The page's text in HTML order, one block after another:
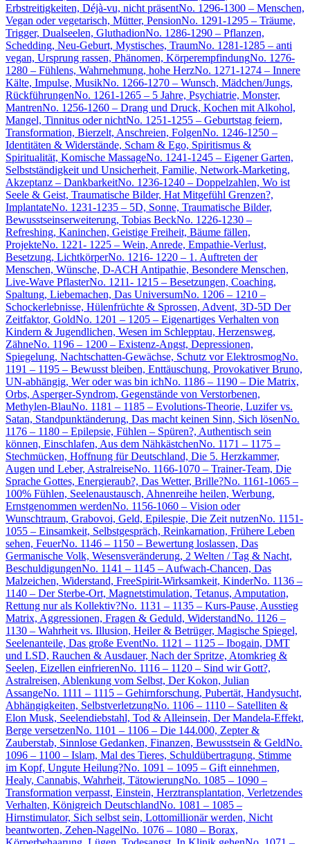
Erbstreitigkeiten, Déjà-vu, nicht präsentNo. 1296-1300 – Menschen,
Vegan oder vegetarisch, Mütter, PensionNo. 1291-1295 – Träume,
Trigger, Dualseelen, GluthadionNo. 1286-1290 – Pflanzen,
Schedding, Neu-Geburt, Mystisches, TraumNo. 1281-1285 – anti
vegan, Ursprung rassen, Phänomen, KörperempfindungNo. 1276-
1280 – Fühlens, Wahrnehmung, hohe HerzNo. 1271-1274 – Innere
Kälte, Impulse, MusikNo. 1266-1270 – Wunsch, Mädchen/Jungs,
RückführungenNo. 1261-1265 – 5 Jahre, Psychiatrie, Monster,
MantrenNo. 1256-1260 – Drang und Druck, Kochen mit Alkohol,
Mangel, Tinnitus oder nichtNo. 1251-1255 – Geburtstag feiern,
Transformation, Bierzelt, Anschreien, FolgenNo. 1246-1250 –
Identitäten & Widerstände, Scham & Ego, Spiritismus &
Spiritualität, Komische MassageNo. 1241-1245 – Eigener Garten,
Selbstständigkeit und Unsicherheit, Familie, Network-Marketing,
Akzeptanz – DankbarkeitNo. 1236-1240 – Doppelzahlen, Wo ist
Seele & Geist, Traumatische Bilder, Hat Mitgefühl Grenzen?,
ImplantateNo. 1231-1235 – 5D, Sonne, Traumatische Bilder,
Bewusstseinserweiterung, Tobias BeckNo. 1226-1230 –
Refreshing, Kaninchen, Geistige Freiheit, Bäume fällen,
ProjekteNo. 1221- 1225 – Wein, Anrede, Empathie-Verlust,
Besetzung, LichtkörperNo. 1216- 1220 – 1. Auftreten der
Menschen, Wünsche, D-ACH Antipathie, Besondere Menschen,
Live-Wave PflasterNo. 1211- 1215 – Besetzungen, Coaching,
Spaltung, Liebemachen, Das UniversumNo. 1206 – 1210 –
Schockerlebnisse, Hülenfrüchte & Sprossen, Advent, 3D-5D Der
Zeitfaktor, GoldNo. 1201 – 1205 – Eigenartiges Verhalten von
Kindern & Jugendlichen, Wesen im Schlepptau, Herzensweg,
ZähneNo. 1196 – 1200 – Existenz-Angst, Depressionen,
Spiegelung, Nachtschatten-Gewächse, Schutz vor ElektrosmogNo.
1191 – 1195 – Bewusst bleiben, Enttäuschung, Provokativer Bruno,
UN-abhängig, Wer oder was bin ichNo. 1186 – 1190 – Die Matrix,
Orbs, Asperger-Syndrom, Gegenstände von Verstorbenen,
Methylen-BlauNo. 1181 – 1185 – Evolutions-Theorie, Luzifer vs.
Satan, Standpunktänderung, Das macht keinen Sinn, Sich lösenNo.
1176 – 1180 – Epilepsie, Fühlen – Spüren?, Authentisch sein
können, Einschlafen, Aus dem NähkästchenNo. 1171 – 1175 –
Stechmücken, Hoffnung für Deutschland, Die 5. Herzkammer,
Augen und Leber, AstralreiseNo. 1166-1070 – Trainer-Team, Die
Sprache Gottes, Energieraub?, Das Wetter, Brille?No. 1161-1065 –
100% Fühlen, Seelenaustausch, Ahnenreihe heilen, Werbung,
Ernstgenommen werdenNo. 1156-1060 – Vision oder
Wunschtraum, Grabovoi, Geld, Epilespie, Die Zeit nutzenNo. 1151-
1055 – Einsamkeit, Selbstgespräch, Reinkarnation, Frühere Leben
sehen, FeuerNo. 1146 – 1150 – Bewertung loslassen, Das
Germanische Volk, Wesensveränderung, 2 Welten / Tag & Nacht,
BeschuldigungenNo. 1141 – 1145 – Aufwach-Chancen, Das
Malzeichen, Widerstand, FreeSpirit-Wirksamkeit, KinderNo. 1136 –
1140 – Der Sterbe-Ort, Magnetstimulation, Tetanus, Amputation,
Rettung nur als Kollektiv?No. 1131 – 1135 – Kurs-Pause, Ausstieg
Matrix, Aggressionen, Fragen & Geduld, WiderstandNo. 1126 –
1130 – Wahrheit vs. Illusion, Heiler & Betrüger, Magische Spiegel,
Seelenanteile, Das große EventNo. 1121 – 1125 – Ibogain, DMT
und LSD, Rauchen & Ausdauer, Nach der Spritze, Atomkrieg &
Seelen, Eizellen einfrierenNo. 1116 – 1120 – Sind wir Gott?,
Astralreisen, Ablenkung vom Selbst, Der Kokon, Julian
AssangeNo. 1111 – 1115 – Gehirnforschung, Pubertät, Handysucht,
Abhängigkeiten, SelbstverletzungNo. 1106 – 1110 – Satelliten &
Elon Musk, Seelendiebstahl, Tod & Alleinsein, Der Mandela-Effekt,
Berge versetzenNo. 1101 – 1106 – Die 144.000, Zepter &
Zauberstab, Sinnlose Gedanken, Finanzen, Bewusstsein & GeldNo.
1096 – 1100 – Islam, Mal des Tieres, Schuldübertragung, Stimme
im Kopf, Ungute Heilung?No. 1091 – 1095 – Gift einnehmen,
Healy, Cannabis, Wahrheit, TätowierungNo. 1085 – 1090 –
Transformation verpasst, Einstein, Herztransplantation, Verletzendes
Verhalten, Königreich DeutschlandNo. 1081 – 1085 –
Hirnstimulator, Sich selbst sein, Lottomillionär werden, Nicht
beantworten, Zehen-NagelNo. 1076 – 1080 – Borax,